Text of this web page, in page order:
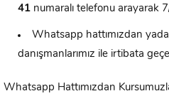
41 numaralı telefonu arayarak
Whatsapp hattımızdan
danışmanlarımız ile irtibata
Whatsapp Hattımızdan